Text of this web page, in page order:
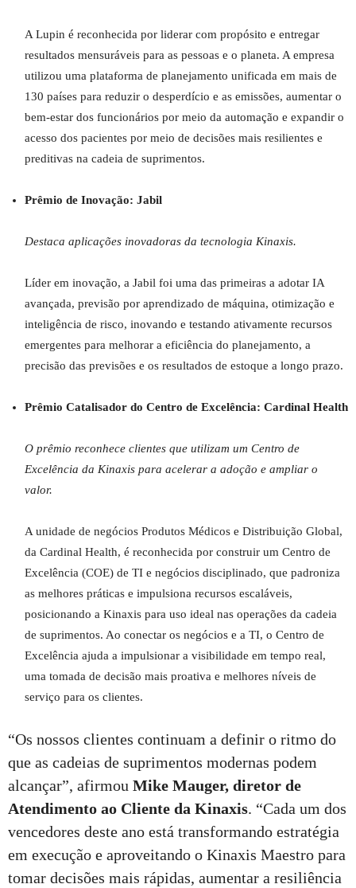
A Lupin é reconhecida por liderar com propósito e entregar
resultados mensuráveis para as pessoas e o planeta. A empresa
utilizou uma plataforma de planejamento unificada em mais de
130 países para reduzir o desperdício e as emissões, aumentar o
bem-estar dos funcionários por meio da automação e expandir o
acesso dos pacientes por meio de decisões mais resilientes e
preditivas na cadeia de suprimentos.
Prêmio de Inovação: Jabil
Destaca aplicações inovadoras da tecnologia Kinaxis.
Líder em inovação, a Jabil foi uma das primeiras a adotar IA
avançada, previsão por aprendizado de máquina, otimização e
inteligência de risco, inovando e testando ativamente recursos
emergentes para melhorar a eficiência do planejamento, a
precisão das previsões e os resultados de estoque a longo prazo.
Prêmio Catalisador do Centro de Excelência: Cardinal Health
O prêmio reconhece clientes que utilizam um Centro de
Excelência da Kinaxis para acelerar a adoção e ampliar o
valor.
A unidade de negócios Produtos Médicos e Distribuição Global,
da Cardinal Health, é reconhecida por construir um Centro de
Excelência (COE) de TI e negócios disciplinado, que padroniza
as melhores práticas e impulsiona recursos escaláveis,
posicionando a Kinaxis para uso ideal nas operações da cadeia
de suprimentos. Ao conectar os negócios e a TI, o Centro de
Excelência ajuda a impulsionar a visibilidade em tempo real,
uma tomada de decisão mais proativa e melhores níveis de
serviço para os clientes.
“Os nossos clientes continuam a definir o ritmo do
que as cadeias de suprimentos modernas podem
alcançar”, afirmou Mike Mauger, diretor de
Atendimento ao Cliente da Kinaxis. “Cada um dos
vencedores deste ano está transformando estratégia
em execução e aproveitando o Kinaxis Maestro para
tomar decisões mais rápidas, aumentar a resiliência